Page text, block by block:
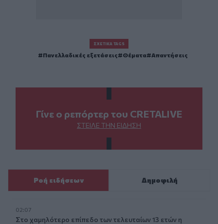
ΣΧΕΤΙΚΆ TAGS
Πανελλαδικές εξετάσεις Θέματα Απαντήσεις
Γίνε ο ρεπόρτερ του CRETALIVE
ΣΤΕΊΛΕ ΤΗΝ ΕΊΔΗΣΗ
Ροή ειδήσεων Δημοφιλή
02:07
Στο χαμηλότερο επίπεδο των τελευταίων 13 ετών η